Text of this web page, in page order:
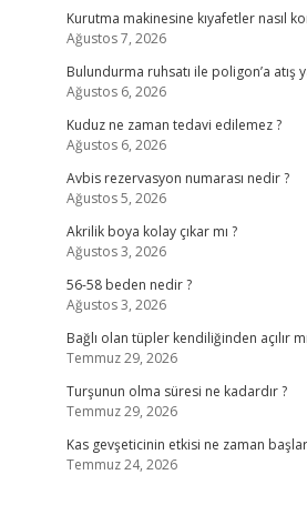
Kurutma makinesine kıyafetler nasıl
Ağustos 7, 2026
Bulundurma ruhsatı ile poligon’a atış
Ağustos 6, 2026
Kuduz ne zaman tedavi edilemez ?
Ağustos 6, 2026
Avbis rezervasyon numarası nedir ?
Ağustos 5, 2026
Akrilik boya kolay çıkar mı ?
Ağustos 3, 2026
56-58 beden nedir ?
Ağustos 3, 2026
Bağlı olan tüpler kendiliğinden açılır
Temmuz 29, 2026
Turşunun olma süresi ne kadardır ?
Temmuz 29, 2026
Kas gevşeticinin etkisi ne zaman
Temmuz 24, 2026